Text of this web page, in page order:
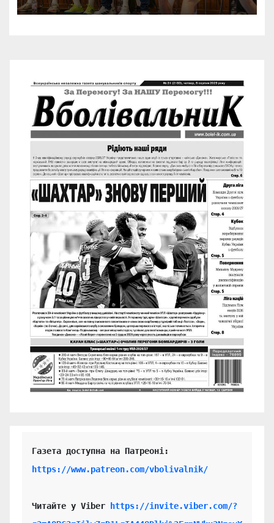
https://www.patreon.com/vbolivalnik/
Читайте у Viber
https://invite.viber.com/?